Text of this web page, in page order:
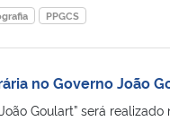
PPGCS
no Governo João
Goulart” será realizado